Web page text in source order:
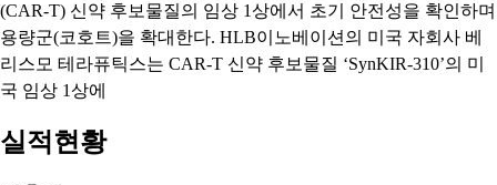
(CAR-T) 신약 후보물질의 임상 1상에서 초기 안전성을 확인하며
용량군(코호트)을 확대한다. HLB이노베이션의 미국 자회사 베
리스모 테라퓨틱스는 CAR-T 신약 후보물질 ‘SynKIR-310’의 미
국 임상 1상에
실적현황